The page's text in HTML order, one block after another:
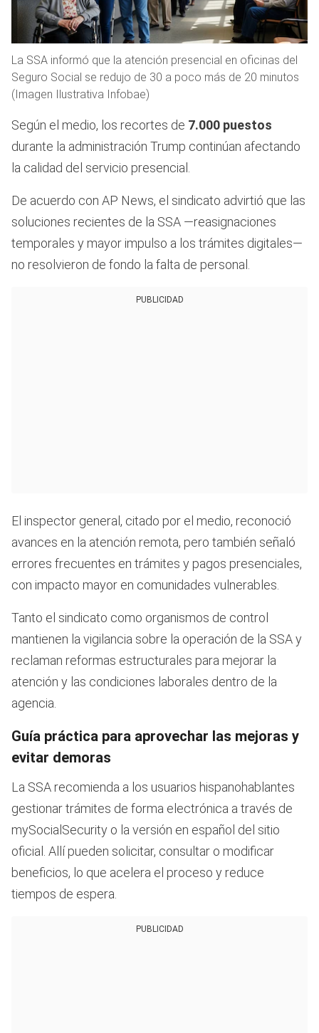
La SSA informó que la atención presencial en oficinas del
Seguro Social se redujo de 30 a poco más de 20 minutos
(Imagen Ilustrativa Infobae)
Según el medio, los recortes de 7.000 puestos
durante la administración Trump continúan afectando
la calidad del servicio presencial.
De acuerdo con AP News, el sindicato advirtió que las
soluciones recientes de la SSA —reasignaciones
temporales y mayor impulso a los trámites digitales—
no resolvieron de fondo la falta de personal.
PUBLICIDAD
El inspector general, citado por el medio, reconoció
avances en la atención remota, pero también señaló
errores frecuentes en trámites y pagos presenciales,
con impacto mayor en comunidades vulnerables.
Tanto el sindicato como organismos de control
mantienen la vigilancia sobre la operación de la SSA y
reclaman reformas estructurales para mejorar la
atención y las condiciones laborales dentro de la
agencia.
Guía práctica para aprovechar las mejoras y
evitar demoras
La SSA recomienda a los usuarios hispanohablantes
gestionar trámites de forma electrónica a través de
mySocialSecurity o la versión en español del sitio
oficial. Allí pueden solicitar, consultar o modificar
beneficios, lo que acelera el proceso y reduce
tiempos de espera.
PUBLICIDAD